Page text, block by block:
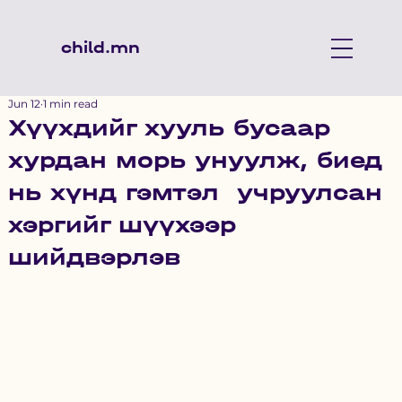
child.mn
Хүүхдийг хууль бусаар
хурдан морь унуулж, биед
нь хүнд гэмтэл учруулсан
хэргийг шүүхээр
шийдвэрлэв
Jun 12 1 min read